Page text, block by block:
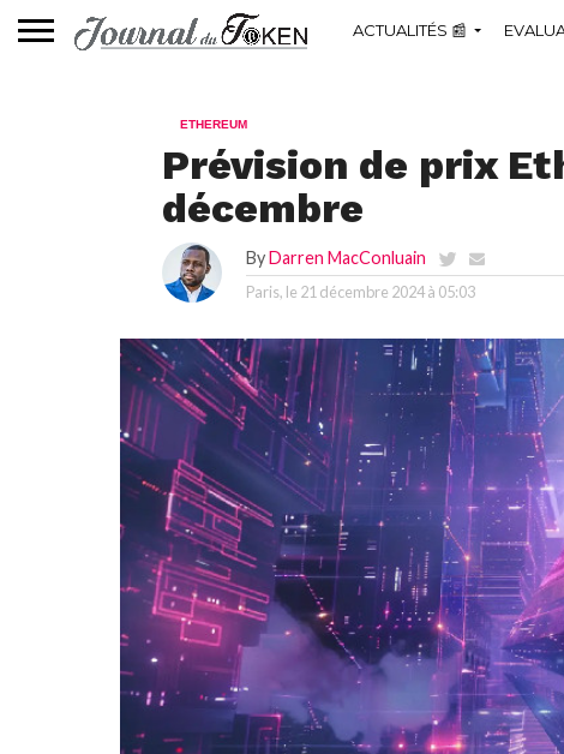
ACTUALITÉS 📰
ETHEREUM
Prévision de prix
décembre
ByDarren MacConluain
Paris, le 21 décembre 2024 à 05:03